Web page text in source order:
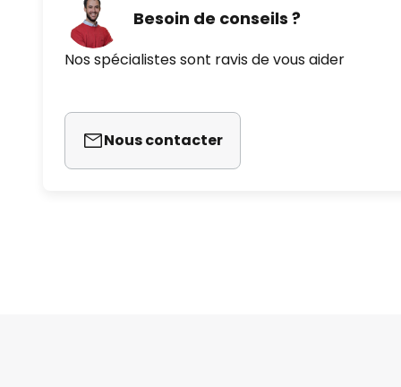
Besoin de conseils ?
Nos spécialistes sont ravis de vous aider
Nous contacter